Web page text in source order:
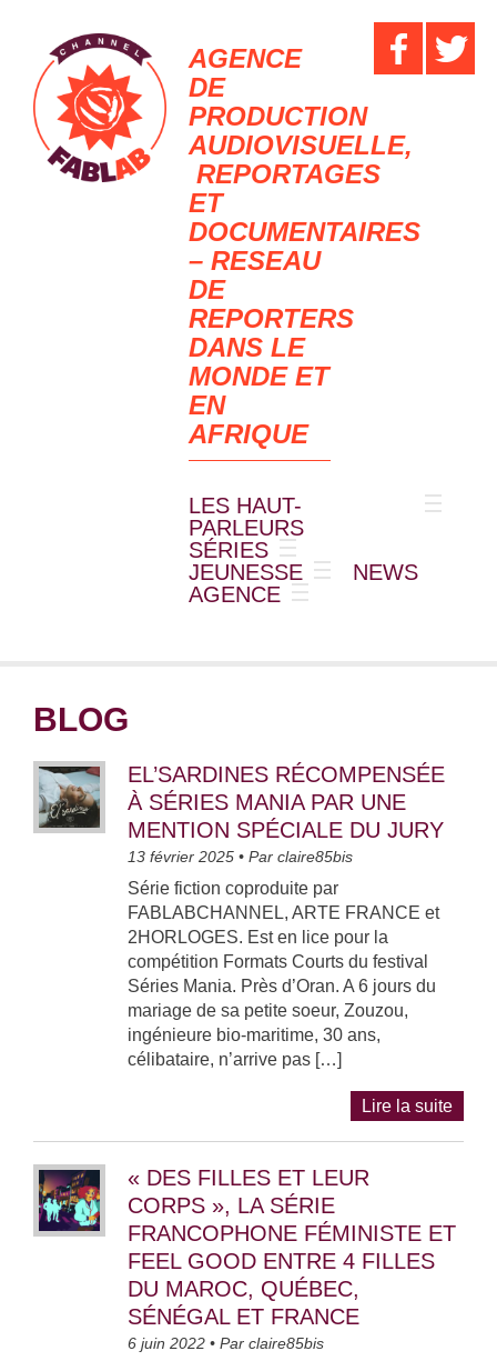
AGENCE
DE
PRODUCTION
AUDIOVISUELLE,
REPORTAGES
ET
DOCUMENTAIRES
– RESEAU
DE
REPORTERS
DANS LE
MONDE ET
EN
AFRIQUE
LES HAUT-
PARLEURS
SÉRIES
JEUNESSE
NEWS
AGENCE
BLOG
EL’SARDINES RÉCOMPENSÉE
À SÉRIES MANIA PAR UNE
MENTION SPÉCIALE DU JURY
13 février 2025 • Parclaire85bis
Série fiction coproduite par
FABLABCHANNEL, ARTE FRANCE et
2HORLOGES. Est en lice pour la
compétition Formats Courts du festival
Séries Mania. Près d’Oran. A 6 jours du
mariage de sa petite soeur, Zouzou,
ingénieure bio-maritime, 30 ans,
célibataire, n’arrive pas […]
Lire la suite
« DES FILLES ET LEUR
CORPS », LA SÉRIE
FRANCOPHONE FÉMINISTE ET
FEEL GOOD ENTRE 4 FILLES
DU MAROC, QUÉBEC,
SÉNÉGAL ET FRANCE
6 juin 2022 • Parclaire85bis